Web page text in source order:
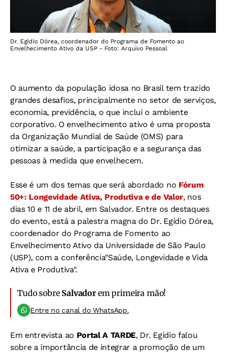
Dr. Egídio Dórea, coordenador do Programa de Fomento ao
Envelhecimento Ativo da USP - Foto: Arquivo Pessoal
O aumento da população idosa no Brasil tem trazido
grandes desafios, principalmente no setor de serviços,
economia, previdência, o que inclui o ambiente
corporativo. O envelhecimento ativo é uma proposta
da Organização Mundial de Saúde (OMS) para
otimizar a saúde, a participação e a segurança das
pessoas à medida que envelhecem.
Esse é um dos temas que será abordado no Fórum
50+: Longevidade Ativa, Produtiva e de Valor, nos
dias 10 e 11 de abril, em Salvador. Entre os destaques
do evento, está a palestra magna do Dr. Egídio Dórea,
coordenador do Programa de Fomento ao
Envelhecimento Ativo da Universidade de São Paulo
(USP), com a conferência"Saúde, Longevidade e Vida
Ativa e Produtiva".
Tudo sobre Salvadorem primeira mão!
Entre no canal do WhatsApp.
Em entrevista ao Portal A TARDE, Dr. Egídio falou
sobre a importância de integrar a promoção de um